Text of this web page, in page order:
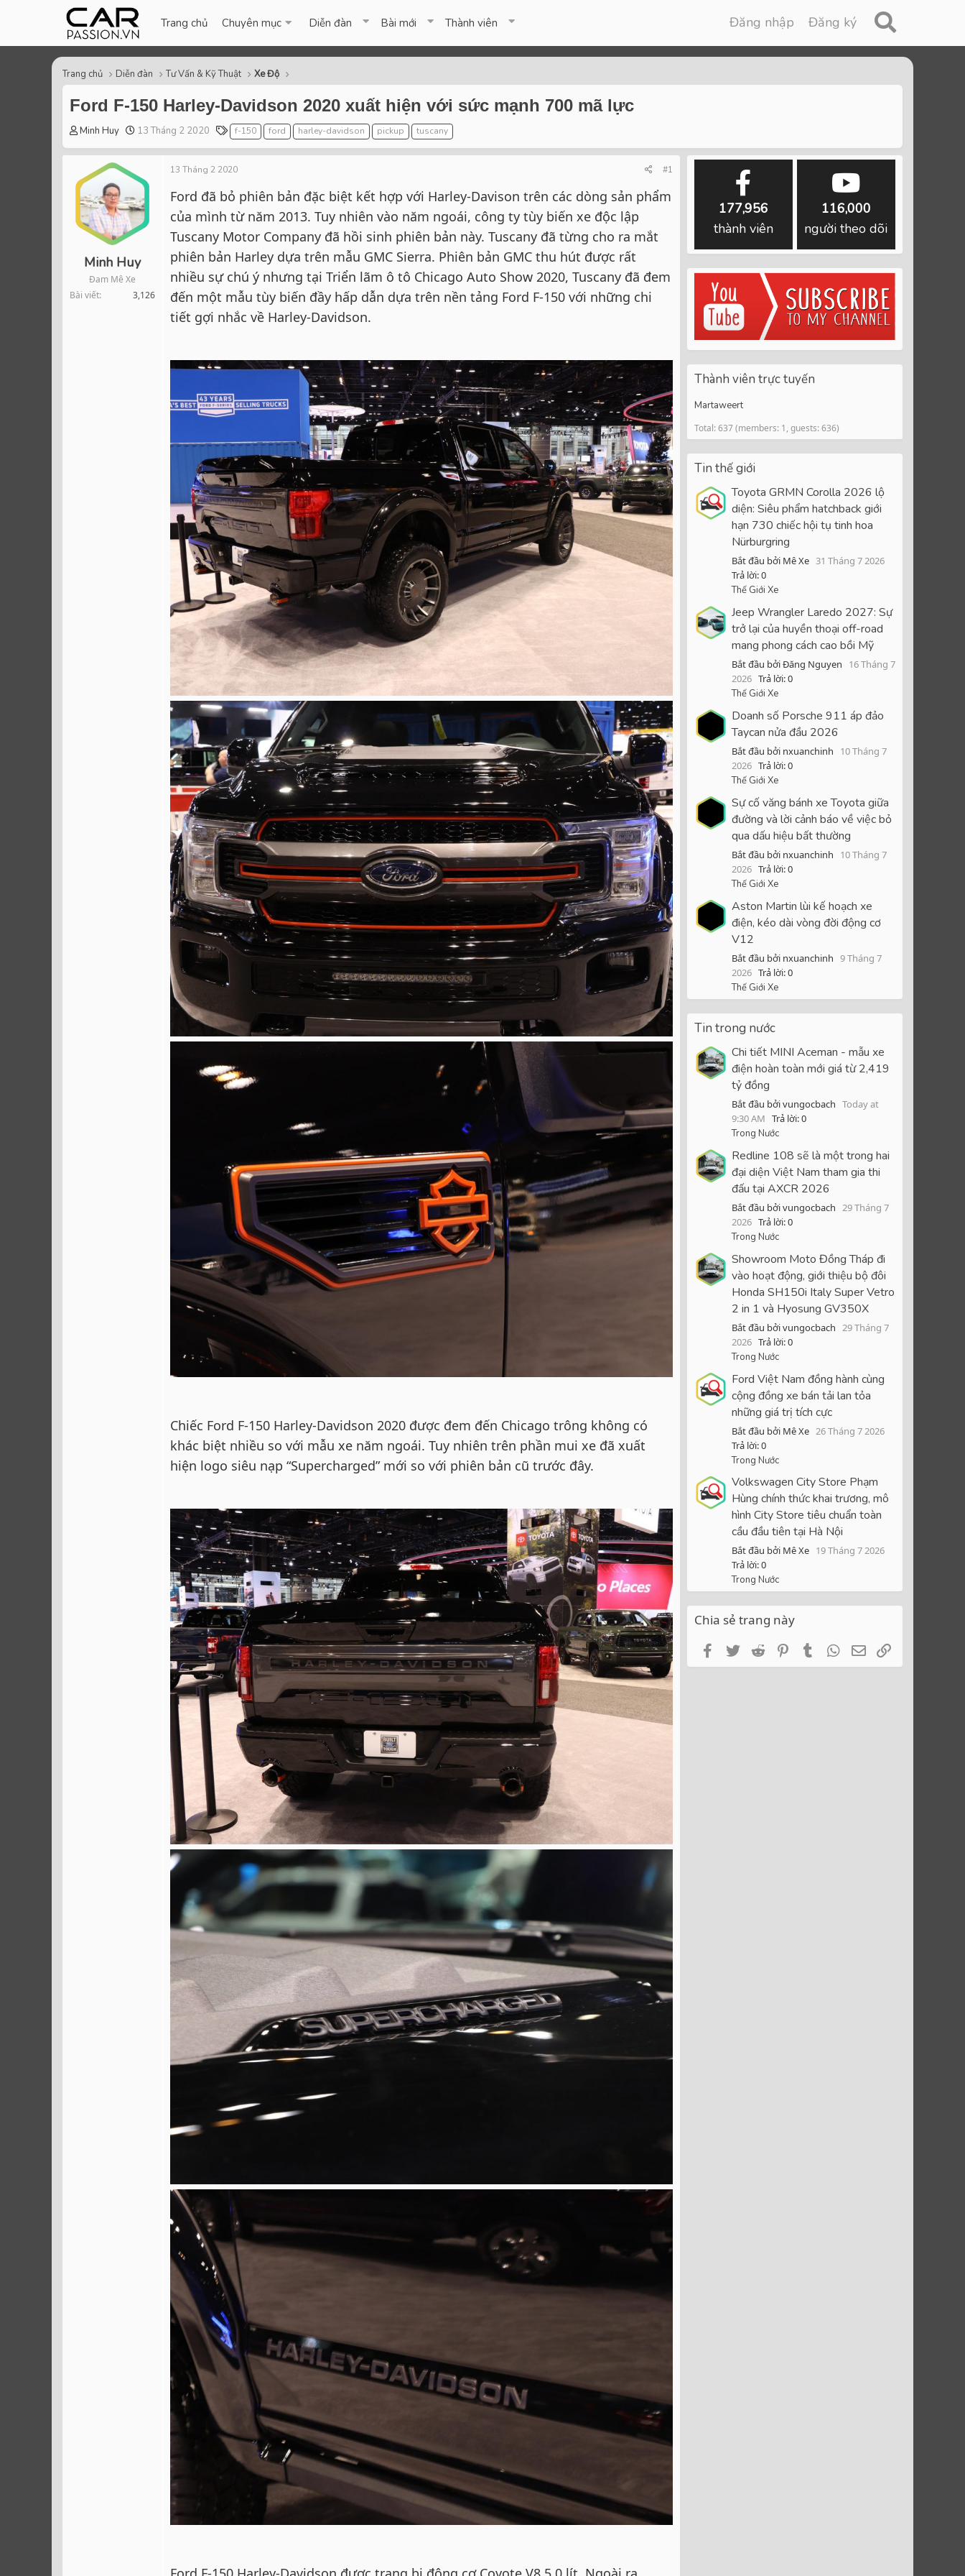
Trang chủ Chuyên mục Diễn đàn Bài mới Thành viên Đăng nhập Đăng ký
Trang chủ Diễn đàn Tư Vấn & Kỹ Thuật Xe Độ
Ford F-150 Harley-Davidson 2020 xuất hiện với sức mạnh 700 mã lực
T
r
a
d
s
t
r
Minh Huy
S
a
r
t
d
a
t
13 Tháng 2 2020
T
a
g
s
f-150 ford harley-davidson pickup tuscany
Minh Huy
Đam Mê Xe
Bài viết
3,126
13 Tháng 2 2020 #1
Ford đã bỏ phiên bản đặc biệt kết hợp với Harley-Davison trên các dòng sản phẩm
của mình từ năm 2013. Tuy nhiên vào năm ngoái, công ty tùy biến xe độc lập
Tuscany Motor Company đã hồi sinh phiên bản này. Tuscany đã từng cho ra mắt
phiên bản Harley dựa trên mẫu GMC Sierra. Phiên bản GMC thu hút được rất
nhiều sự chú ý nhưng tại Triển lãm ô tô Chicago Auto Show 2020, Tuscany đã đem
đến một mẫu tùy biến đầy hấp dẫn dựa trên nền tảng Ford F-150 với những chi
tiết gợi nhắc về Harley-Davidson.
Chiếc Ford F-150 Harley-Davidson 2020 được đem đến Chicago trông không có
khác biệt nhiều so với mẫu xe năm ngoái. Tuy nhiên trên phần mui xe đã xuất
hiện logo siêu nạp “Supercharged” mới so với phiên bản cũ trước đây.
177,956
thành viên
116,000
người theo dõi
Thành viên trực tuyến
Martaweert
Total: 637 (members: 1, guests: 636)
Tin thế giới
Toyota GRMN Corolla 2026 lộ
diện: Siêu phẩm hatchback giới
hạn 730 chiếc hội tụ tinh hoa
Nürburgring
Bắt đầu bởi Mê Xe 31 Tháng 7 2026
Trả lời: 0
Thế Giới Xe
Jeep Wrangler Laredo 2027: Sự
trở lại của huyền thoại off-road
mang phong cách cao bồi Mỹ
Bắt đầu bởi Đăng Nguyen
16 Tháng 7
2026 Trả lời: 0
Thế Giới Xe
Doanh số Porsche 911 áp đảo
Taycan nửa đầu 2026
Bắt đầu bởi nxuanchinh
10 Tháng 7
2026 Trả lời: 0
Thế Giới Xe
Sự cố văng bánh xe Toyota giữa
đường và lời cảnh báo về việc bỏ
qua dấu hiệu bất thường
Bắt đầu bởi nxuanchinh
10 Tháng 7
2026 Trả lời: 0
Thế Giới Xe
Aston Martin lùi kế hoạch xe
điện, kéo dài vòng đời động cơ
V12
Bắt đầu bởi nxuanchinh 9 Tháng 7
2026 Trả lời: 0
Thế Giới Xe
Tin trong nước
Chi tiết MINI Aceman - mẫu xe
điện hoàn toàn mới giá từ 2,419
tỷ đồng
Bắt đầu bởi vungocbach Today at
9:30 AM Trả lời: 0
Trong Nước
Redline 108 sẽ là một trong hai
đại diện Việt Nam tham gia thi
đấu tại AXCR 2026
Bắt đầu bởi vungocbach 29 Tháng 7
2026 Trả lời: 0
Trong Nước
Showroom Moto Đồng Tháp đi
vào hoạt động, giới thiệu bộ đôi
Honda SH150i Italy Super Vetro
2 in 1 và Hyosung GV350X
Bắt đầu bởi vungocbach 29 Tháng 7
2026 Trả lời: 0
Trong Nước
Ford Việt Nam đồng hành cùng
cộng đồng xe bán tải lan tỏa
những giá trị tích cực
Bắt đầu bởi Mê Xe 26 Tháng 7 2026
Trả lời: 0
Trong Nước
Volkswagen City Store Phạm
Hùng chính thức khai trương, mô
hình City Store tiêu chuẩn toàn
cầu đầu tiên tại Hà Nội
Bắt đầu bởi Mê Xe 19 Tháng 7 2026
Trả lời: 0
Trong Nước
Chia sẻ trang này
FacebookTwitterRedditPinterestTumblrWhatsApp
Email